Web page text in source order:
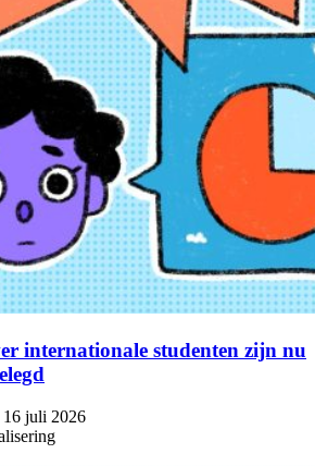
internationale studenten zijn nu
16 juli 2026